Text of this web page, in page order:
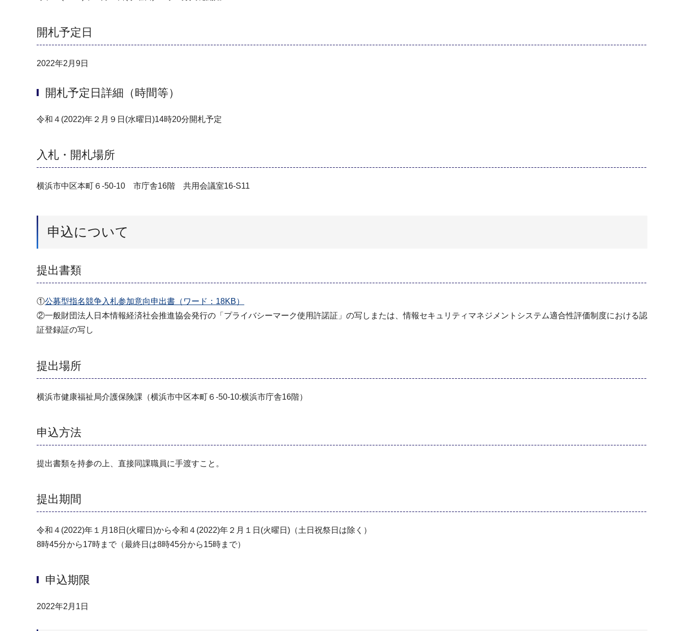
開札予定日
2022年2月9日
開札予定日詳細（時間等）
令和４(2022)年２月９日(水曜日)14時20分開札予定
入札・開札場所
横浜市中区本町６-50-10 市庁舎16階 共用会議室16-S11
申込について
提出書類
①公募型指名競争入札参加意向申出書（ワード：18KB）
②一般財団法人日本情報経済社会推進協会発行の「プライバシーマーク使用許諾証」の写しまたは、情報セキュリティマネジメントシステム適合性評価制度における認
証登録証の写し
提出場所
横浜市健康福祉局介護保険課（横浜市中区本町６-50-10:横浜市庁舎16階）
申込方法
提出書類を持参の上、直接同課職員に手渡すこと。
提出期間
令和４(2022)年１月18日(火曜日)から令和４(2022)年２月１日(火曜日)（土日祝祭日は除く）
8時45分から17時まで（最終日は8時45分から15時まで）
申込期限
2022年2月1日